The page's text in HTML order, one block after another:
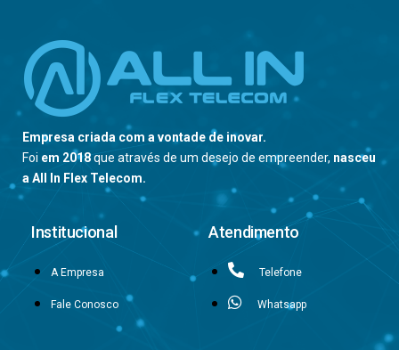
Empresa criada com a vontade de inovar.
Foi em 2018que através de um desejo de empreender, nasceu
a All In Flex Telecom.
Institucional
A Empresa
Fale Conosco
Atendimento
Telefone
Whatsapp